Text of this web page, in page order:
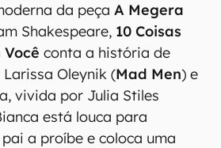
da peça A Megera
Shakespeare, 10 Coisas
Você conta a história de
Oleynik (Mad Men) e
vivida por Julia Stiles
está louca para
a proíbe e coloca uma